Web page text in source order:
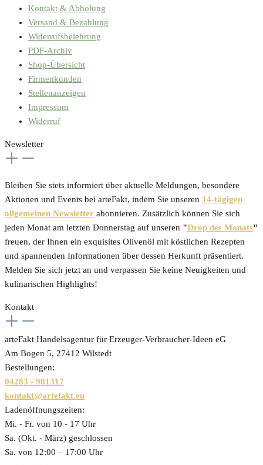
Kontakt & Abholung
Versand & Bezahlung
Widerrufsbelehrung
PDF-Archiv
Shop-Übersicht
Firmenkunden
Stellenanzeigen
Impressum
Widerruf
Newsletter
Bleiben Sie stets informiert über aktuelle Meldungen, besondere
Aktionen und Events bei arteFakt, indem Sie unseren 14-tägigen
allgemeinen Newsletter abonnieren. Zusätzlich können Sie sich
jeden Monat am letzten Donnerstag auf unseren "Drop des Monats"
freuen, der Ihnen ein exquisites Olivenöl mit köstlichen Rezepten
und spannenden Informationen über dessen Herkunft präsentiert.
Melden Sie sich jetzt an und verpassen Sie keine Neuigkeiten und
kulinarischen Highlights!
Kontakt
arteFakt Handelsagentur für Erzeuger-Verbraucher-Ideen eG
Am Bogen 5, 27412 Wilstedt
Bestellungen:
04283 - 981317
kontakt@artefakt.eu
Ladenöffnungszeiten:
Mi. - Fr. von 10 - 17 Uhr
Sa. (Okt. - März) geschlossen
Sa. von 12:00 – 17:00 Uhr